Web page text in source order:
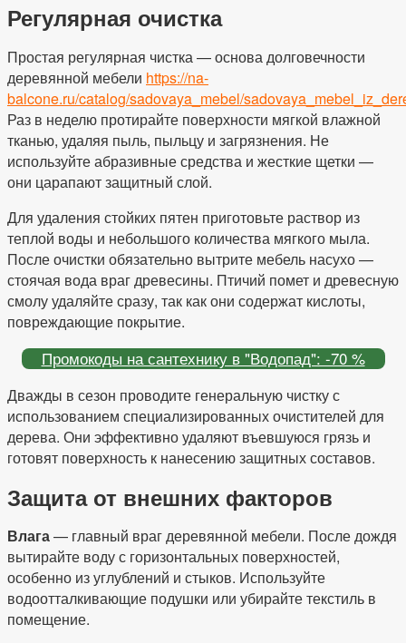
Регулярная очистка
Простая регулярная чистка — основа долговечности
деревянной мебели https://na-
balcone.ru/catalog/sadovaya_mebel/
Раз в неделю протирайте поверхности мягкой влажной
тканью, удаляя пыль, пыльцу и загрязнения. Не
используйте абразивные средства и жесткие щетки —
они царапают защитный слой.
Для удаления стойких пятен приготовьте раствор из
теплой воды и небольшого количества мягкого мыла.
После очистки обязательно вытрите мебель насухо —
стоячая вода враг древесины. Птичий помет и древесную
смолу удаляйте сразу, так как они содержат кислоты,
повреждающие покрытие.
Промокоды на сантехнику в "Водопад": -70 %
Дважды в сезон проводите генеральную чистку с
использованием специализированных очистителей для
дерева. Они эффективно удаляют въевшуюся грязь и
готовят поверхность к нанесению защитных составов.
Защита от внешних факторов
Влага— главный враг деревянной мебели. После дождя
вытирайте воду с горизонтальных поверхностей,
особенно из углублений и стыков. Используйте
водоотталкивающие подушки или убирайте текстиль в
помещение.